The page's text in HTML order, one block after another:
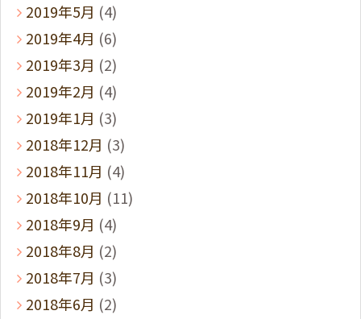
2019年5月 (4)
2019年4月 (6)
2019年3月 (2)
2019年2月 (4)
2019年1月 (3)
2018年12月 (3)
2018年11月 (4)
2018年10月 (11)
2018年9月 (4)
2018年8月 (2)
2018年7月 (3)
2018年6月 (2)